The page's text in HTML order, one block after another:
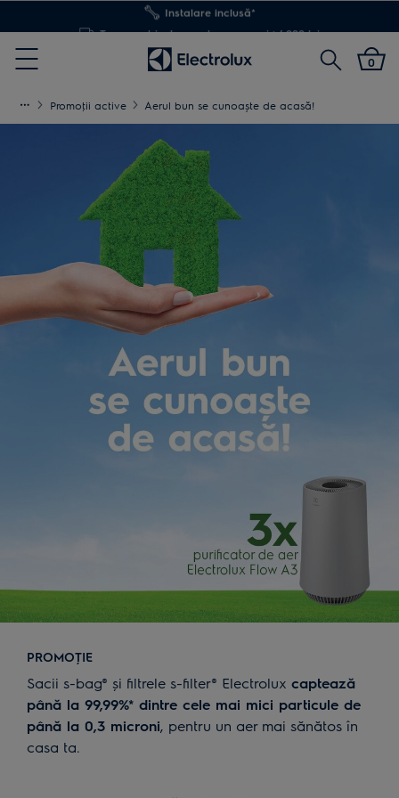
Transport inclus pentru comenzi >4.999 lei
Menu
Cautare0
Promoţii active Aerul bun se cunoaște de acasă!
PROMOŢIE
Sacii s-bag® și filtrele s-filter® Electrolux captează
până la 99,99%* dintre cele mai mici particule de
până la 0,3 microni, pentru un aer mai sănătos în
casa ta.